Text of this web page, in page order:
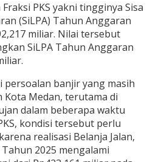
PKS yakni tingginya Sisa
(SiLPA) Tahun Anggaran
miliar. Nilai tersebut
SiLPA Tahun Anggaran
persoalan banjir yang masih
Kota Medan, terutama di
dalam beberapa waktu
kondisi tersebut perlu
realisasi Belanja Jalan,
2025 mengalami